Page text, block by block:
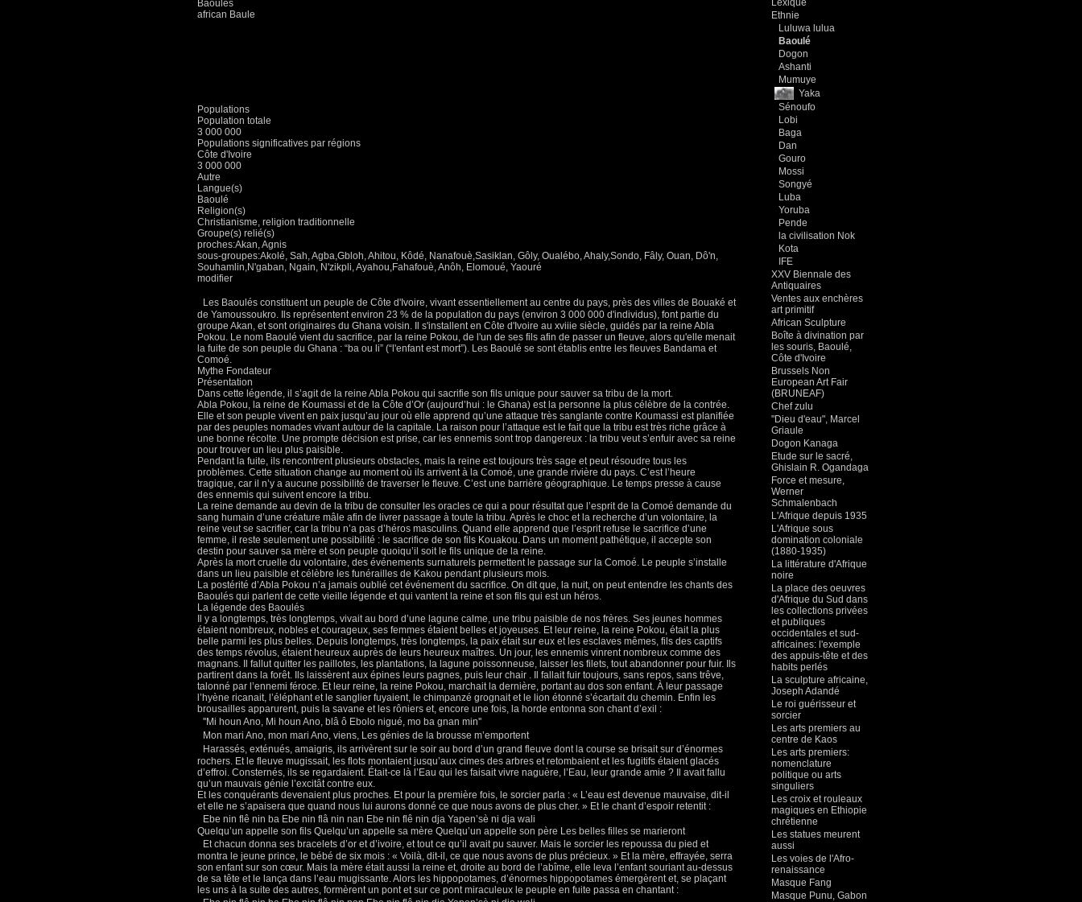
Baoulés
african Baule
Populations
Population totale
3 000 000
Populations significatives par régions
Côte d'Ivoire
3 000 000
Autre
Langue(s)
Baoulé
Religion(s)
Christianisme, religion traditionnelle
Groupe(s) relié(s)
proches:Akan, Agnis
sous-groupes:Akolé, Sah, Agba,Gbloh, Ahitou, Kôdé, Nanafouè,Sasiklan, Gôly, Oualébo, Ahaly,Sondo, Fâly, Ouan, Dô'n,
Souhamlin,N'gaban, Ngain, N'zikpli, Ayahou,Fahafouè, Anôh, Elomoué, Yaouré
modifier
Les Baoulés constituent un peuple de Côte d'Ivoire, vivant essentiellement au centre du pays, près des villes de Bouaké et
de Yamoussoukro. Ils représentent environ 23 % de la population du pays (environ 3 000 000 d'individus), font partie du
groupe Akan, et sont originaires du Ghana voisin. Il s'installent en Côte d'Ivoire au xviiie siècle, guidés par la reine Abla
Pokou. Le nom Baoulé vient du sacrifice, par la reine Pokou, de l'un de ses fils afin de passer un fleuve, alors qu'elle menait
la fuite de son peuple du Ghana : “ba ou li” (“l'enfant est mort”). Les Baoulé se sont établis entre les fleuves Bandama et
Comoé.
Mythe Fondateur
Présentation
Dans cette légende, il s’agit de la reine Abla Pokou qui sacrifie son fils unique pour sauver sa tribu de la mort.
Abla Pokou, la reine de Koumassi et de la Côte d’Or (aujourd’hui : le Ghana) est la personne la plus célèbre de la contrée.
Elle et son peuple vivent en paix jusqu’au jour où elle apprend qu’une attaque très sanglante contre Koumassi est planifiée
par des peuples nomades vivant autour de la capitale. La raison pour l’attaque est le fait que la tribu est très riche grâce à
une bonne récolte. Une prompte décision est prise, car les ennemis sont trop dangereux : la tribu veut s’enfuir avec sa reine
pour trouver un lieu plus paisible.
Pendant la fuite, ils rencontrent plusieurs obstacles, mais la reine est toujours très sage et peut résoudre tous les
problèmes. Cette situation change au moment où ils arrivent à la Comoé, une grande rivière du pays. C’est l’heure
tragique, car il n’y a aucune possibilité de traverser le fleuve. C’est une barrière géographique. Le temps presse à cause
des ennemis qui suivent encore la tribu.
La reine demande au devin de la tribu de consulter les oracles ce qui a pour résultat que l’esprit de la Comoé demande du
sang humain d’une créature mâle afin de livrer passage à toute la tribu. Après le choc et la recherche d’un volontaire, la
reine veut se sacrifier, car la tribu n’a pas d’héros masculins. Quand elle apprend que l’esprit refuse le sacrifice d’une
femme, il reste seulement une possibilité : le sacrifice de son fils Kouakou. Dans un moment pathétique, il accepte son
destin pour sauver sa mère et son peuple quoiqu’il soit le fils unique de la reine.
Après la mort cruelle du volontaire, des événements surnaturels permettent le passage sur la Comoé. Le peuple s’installe
dans un lieu paisible et célèbre les funérailles de Kakou pendant plusieurs mois.
La postérité d’Abla Pokou n’a jamais oublié cet événement du sacrifice. On dit que, la nuit, on peut entendre les chants des
Baoulés qui parlent de cette vieille légende et qui vantent la reine et son fils qui est un héros.
La légende des Baoulés
Il y a longtemps, très longtemps, vivait au bord d’une lagune calme, une tribu paisible de nos frères. Ses jeunes hommes
étaient nombreux, nobles et courageux, ses femmes étaient belles et joyeuses. Et leur reine, la reine Pokou, était la plus
belle parmi les plus belles. Depuis longtemps, très longtemps, la paix était sur eux et les esclaves mêmes, fils des captifs
des temps révolus, étaient heureux auprès de leurs heureux maîtres. Un jour, les ennemis vinrent nombreux comme des
magnans. Il fallut quitter les paillotes, les plantations, la lagune poissonneuse, laisser les filets, tout abandonner pour fuir. Ils
partirent dans la forêt. Ils laissèrent aux épines leurs pagnes, puis leur chair . Il fallait fuir toujours, sans repos, sans trêve,
talonné par l’ennemi féroce. Et leur reine, la reine Pokou, marchait la dernière, portant au dos son enfant. À leur passage
l’hyène ricanait, l’éléphant et le sanglier fuyaient, le chimpanzé grognait et le lion étonné s’écartait du chemin. Enfin les
brousailles apparurent, puis la savane et les rôniers et, encore une fois, la horde entonna son chant d’exil :
''Mi houn Ano, Mi houn Ano, blâ ô Ebolo nigué, mo ba gnan min''
Mon mari Ano, mon mari Ano, viens, Les génies de la brousse m’emportent
Harassés, exténués, amaigris, ils arrivèrent sur le soir au bord d’un grand fleuve dont la course se brisait sur d’énormes
rochers. Et le fleuve mugissait, les flots montaient jusqu’aux cimes des arbres et retombaient et les fugitifs étaient glacés
d’effroi. Consternés, ils se regardaient. Était-ce là l’Eau qui les faisait vivre naguère, l’Eau, leur grande amie ? Il avait fallu
qu’un mauvais génie l’excitât contre eux.
Et les conquérants devenaient plus proches. Et pour la première fois, le sorcier parla : « L’eau est devenue mauvaise, dit-il
et elle ne s’apaisera que quand nous lui aurons donné ce que nous avons de plus cher. » Et le chant d’espoir retentit :
Ebe nin flê nin ba Ebe nin flâ nin nan Ebe nin flê nin dja Yapen’sè ni dja wali
Quelqu’un appelle son fils Quelqu’un appelle sa mère Quelqu’un appelle son père Les belles filles se marieront
Et chacun donna ses bracelets d’or et d’ivoire, et tout ce qu’il avait pu sauver. Mais le sorcier les repoussa du pied et
montra le jeune prince, le bébé de six mois : « Voilà, dit-il, ce que nous avons de plus précieux. » Et la mère, effrayée, serra
son enfant sur son cœur. Mais la mère était aussi la reine et, droite au bord de l’abîme, elle leva l’enfant souriant au-dessus
de sa tête et le lança dans l’eau mugissante. Alors les hippopotames, d’énormes hippopotames émergèrent et, se plaçant
les uns à la suite des autres, formèrent un pont et sur ce pont miraculeux le peuple en fuite passa en chantant :
Lexique
Ethnie
Luluwa lulua
Baoulé
Dogon
Ashanti
Mumuye
Yaka
Sénoufo
Lobi
Baga
Dan
Gouro
Mossi
Songyé
Luba
Yoruba
Pende
la civilisation Nok
Kota
IFE
XXV Biennale des
Antiquaires
Ventes aux enchères
art primitif
African Sculpture
Boîte à divination par
les souris, Baoulé,
Côte d'Ivoire
Brussels Non
European Art Fair
(BRUNEAF)
Chef zulu
"Dieu d'eau", Marcel
Griaule
Dogon Kanaga
Etude sur le sacré,
Ghislain R. Ogandaga
Force et mesure,
Werner
Schmalenbach
L'Afrique depuis 1935
L'Afrique sous
domination coloniale
(1880-1935)
La littérature d'Afrique
noire
La place des oeuvres
d'Afrique du Sud dans
les collections privées
et publiques
occidentales et sud-
africaines: l'exemple
des appuis-tête et des
habits perlés
La sculpture africaine,
Joseph Adandé
Le roi guérisseur et
sorcier
Les arts premiers au
centre de Kaos
Les arts premiers:
nomenclature
politique ou arts
singuliers
Les croix et rouleaux
magiques en Ethiopie
chrétienne
Les statues meurent
aussi
Les voies de l'Afro-
renaissance
Masque Fang
Masque Punu, Gabon